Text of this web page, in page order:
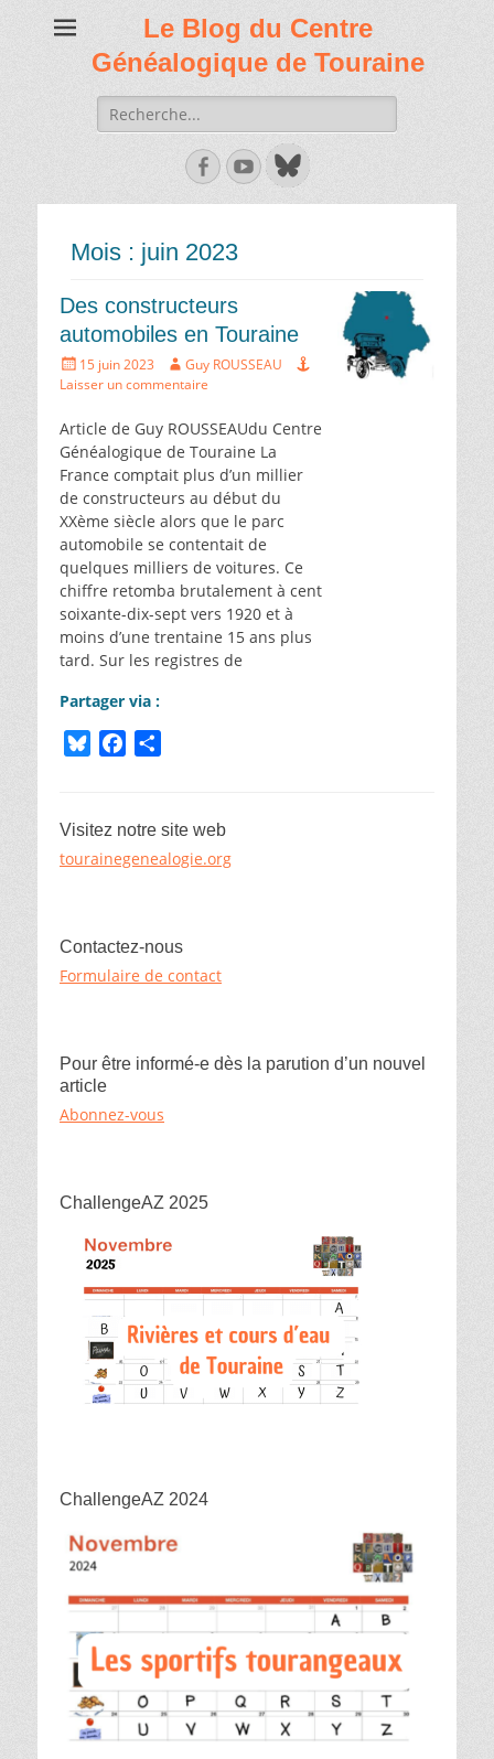
Le Blog du Centre
Généalogique de Touraine
Recherche
de:
Facebook
Youtube
Mois : juin 2023
Des constructeurs
automobiles en Touraine
Écrit
le
15 juin 2023 Auteur
Guy ROUSSEAU
Laisser un commentaire
Article de Guy ROUSSEAUdu Centre
Généalogique de Touraine La
France comptait plus d’un millier
de constructeurs au début du
XXème siècle alors que le parc
automobile se contentait de
quelques milliers de voitures. Ce
chiffre retomba brutalement à cent
soixante-dix-sept vers 1920 et à
moins d’une trentaine 15 ans plus
tard. Sur les registres de
Partager via :
e
e
o
t
a
Visitez notre site web
tourainegenealogie.org
Contactez-nous
Formulaire de contact
Pour être informé-e dès la parution d’un nouvel
article
Abonnez-vous
ChallengeAZ 2025
ChallengeAZ 2024